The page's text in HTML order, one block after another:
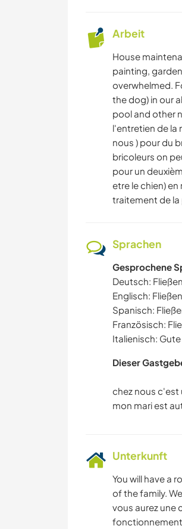
Arbeit
House
painting,
overwhelmed.
the dog) in our
pool and other
l'entretien de la
nous ) pour du
bricoleurs on
pour un
etre le chien)
traitement de la
Sprachen
Gesprochene
Deutsch:
Englisch:
Spanisch:
Französisch:
Italienisch:
Dieser
chez nous c'est
Unterkunft
You will have a
of the family.
vous aurez une
fonctionnement